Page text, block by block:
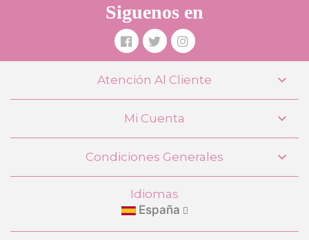
Siguenos en
Atención Al Cliente 
Mi Cuenta 
Condiciones Generales 
Idiomas
España